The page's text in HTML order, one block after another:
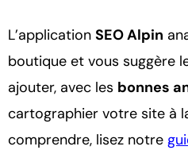
L’application SEO Alpin
boutique et vous suggère
ajouter, avec les bonnes
cartographier votre site à
comprendre, lisez notre